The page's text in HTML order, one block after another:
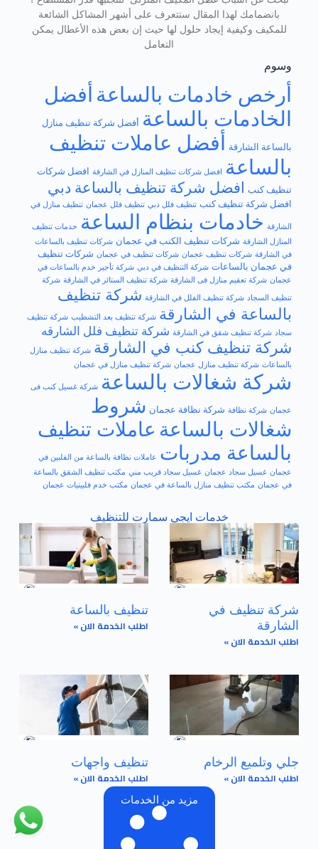
بانضمامك لهذا المقال ستتعرف على أشهر المشاكل الشائعة
للمكيف وكيفية إيجاد حلول لها حيث إن بعض هذه الأعطال يمكن
التعامل
وسوم
أرخص خادمات بالساعة أفضل
الخادمات بالساعة أفضل شركة تنظيف منازل
بالساعة الشارقة
أفضل عاملات تنظيف
بالساعة
افضل شركات تنظيف المنازل في الشارقة
افضل شركات
تنظيف كنب
افضل شركة تنظيف بالساعة دبي
افضل​ شركة تنظيف كنب تنظيف فلل دبي تنظيف فلل عجمان تنظيف منازل في
الشارقة خادمات بنظام الساعة
خدمات تنظيف
المنازل الشارقة شركات تنظيف الكنب في عجمان شركات تنظيف بالساعات
في الشارقة شركات تنظيف عجمان شركات تنظيف في عجمان شركات تنظيف
في عجمان بالساعات شركة التنظيف في دبي شركة تأجير خدم بالساعات في
عجمان شركة تعقيم منازل فى الشارقة شركة تنظيف الستائر في الشارقة شركة
تنظيف السجاد شركة تنظيف الفلل في الشارقة شركة تنظيف
بالساعة في الشارقة شركة تنظيف بعد التشطيب شركة تنظيف
سجاد شركة تنظيف شقق في الشارقة شركة تنظيف فلل الشارقه
شركة تنظيف كنب في الشارقة شركة تنظيف منازل
بالساعات شركة تنظيف منازل عجمان شركة تنظيف منازل في عجمان
شركة شغالات بالساعة شركة غسيل كنب فى
عجمان شركة نظافة شركة نظافة عجمان شروط
شغالات بالساعة عاملات تنظيف
بالساعة مدربات عاملات نظافة بالساعة من الفلبين في
عجمان غسيل سجاد عجمان غسيل سجاد قريب مني مكتب تنظيف الشقق بالساعة
في عجمان مكتب تنظيف منازل بالساعة في عجمان مكتب خدم فلبينيات عجمان
خدمات ايجي سمارت للتنظيف
شركة تنظيف في
الشارقة
اطلب الخدمة الان »
تنظيف بالساعة
اطلب الخدمة الان »
جلي وتلميع الرخام
اطلب الخدمة الان »
تنظيف واجهات
اطلب الخدمة الان »
مزيد من الخدمات